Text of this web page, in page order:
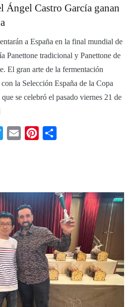
Castro García ganan
a España en la final mundial de
Panettone tradicional y Panettone de
El gran arte de la fermentación
la Selección España de la Copa
se celebró el pasado viernes 21 de
Twitter Email Pinterest